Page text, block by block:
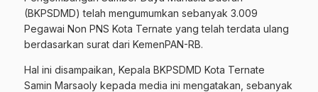
(BKPSDMD) telah mengumumkan sebanyak 3.009
Pegawai Non PNS Kota Ternate yang telah terdata ulang
berdasarkan surat dari KemenPAN-RB.
Hal ini disampaikan, Kepala BKPSDMD Kota Ternate
Samin Marsaoly kepada media ini mengatakan, sebanyak